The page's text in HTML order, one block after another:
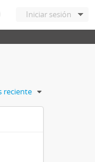
Iniciar sesión
reciente